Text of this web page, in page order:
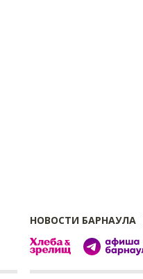
НОВОСТИ БАРНАУЛА